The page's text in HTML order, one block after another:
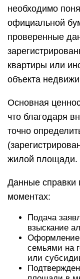
необходимо
официальной
проверенные
квартиры или
объекта
Основная
что благодаря
точно
жилой площади.
Данные
моментах:
Подача
взыскание
Оформление
семьями на
или